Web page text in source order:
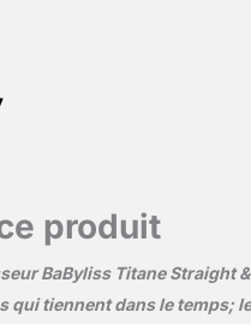
produit
BaByliss Titane Straight
qui tiennent dans le temps;